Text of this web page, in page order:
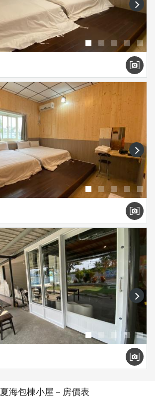
next
next
next
夏海包棟小屋－房價表